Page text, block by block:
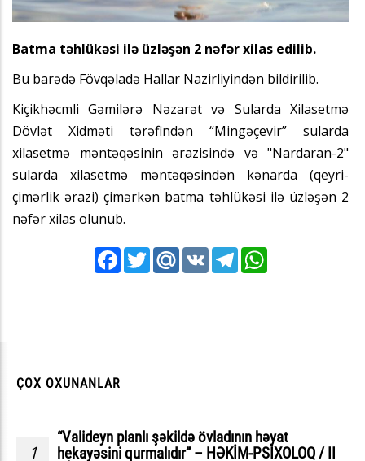
Batma təhlükəsi ilə üzləşən 2 nəfər xilas edilib.
Bu barədə Fövqəladə Hallar Nazirliyindən bildirilib.
Kiçikhəcmli Gəmilərə Nəzarət və Sularda Xilasetmə
Dövlət Xidməti tərəfindən “Mingəçevir” sularda
xilasetmə məntəqəsinin ərazisində və "Nardaran-2"
sularda xilasetmə məntəqəsindən kənarda (qeyri-
çimərlik ərazi) çimərkən batma təhlükəsi ilə üzləşən 2
nəfər xilas olunub.
FacebookTwitterMail.RuVK Telegram
ÇOX OXUNANLAR
1
“Valideyn planlı şəkildə övladının həyat
hekayəsini qurmalıdır” – HƏKİM-PSİXOLOQ / II